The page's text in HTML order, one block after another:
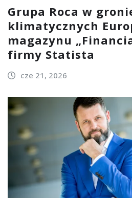
Grupa Roca w
klimatycznych
magazynu
firmy Statista
cze 21, 2026